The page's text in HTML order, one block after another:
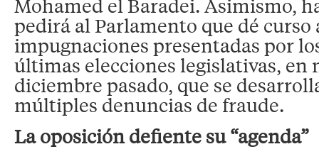
Mohamed el Baradei. Asimismo,
pedirá al Parlamento que dé curso
impugnaciones presentadas por
últimas elecciones legislativas, en
diciembre pasado, que se
múltiples denuncias de fraude.
La oposición defiente su “agenda”